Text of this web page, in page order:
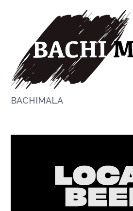
BACHIMALA